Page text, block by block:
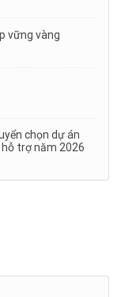
vững vàng
chọn dự án
trợ năm 2026